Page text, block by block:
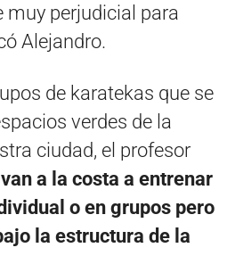
muy perjudicial para
Alejandro.
de karatekas que se
verdes de la
ciudad, el profesor
a la costa a entrenar
o en grupos pero
la estructura de la